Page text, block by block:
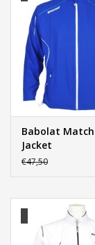
Babolat
Jacket
€47,50